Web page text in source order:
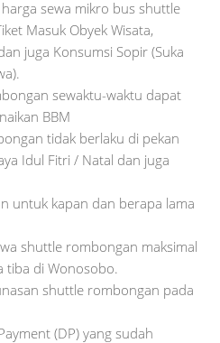
sewa mikro bus shuttle
Masuk Obyek Wisata,
juga Konsumsi Sopir (Suka
sewaktu-waktu dapat
BBM
tidak berlaku di pekan
Idul Fitri / Natal dan juga
untuk kapan dan berapa lama
shuttle rombongan maksimal
tiba di Wonosobo.
shuttle rombongan pada
(DP) yang sudah